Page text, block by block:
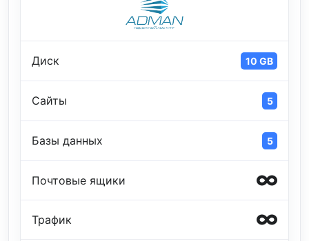
Диск 10 GB
Сайты 5
Базы данных 5
Почтовые ящики
Трафик